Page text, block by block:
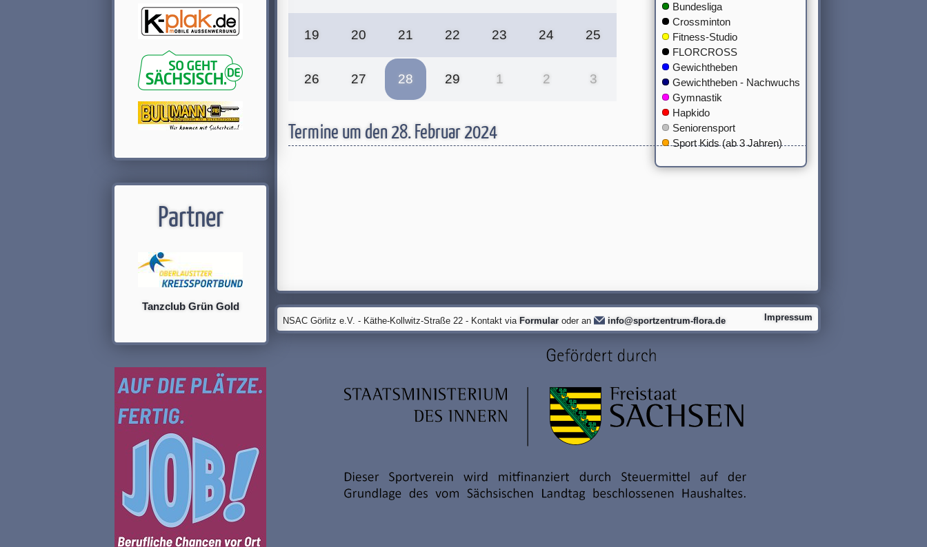
Bundesliga
Crossminton
Fitness-Studio
FLORCROSS
Gewichtheben
Gewichtheben - Nachwuchs
Gymnastik
Hapkido
Seniorensport
Sport Kids (ab 3 Jahren)
19 20 21 22 23 24 25
26 27 28 29 1 2 3
Termine um den 28. Februar 2024
NSAC Görlitz e.V. - Käthe-Kollwitz-Straße 22 - Kontakt via Formular oder an info@sportzentrum-flora.de Impressum
Partner
Tanzclub Grün Gold